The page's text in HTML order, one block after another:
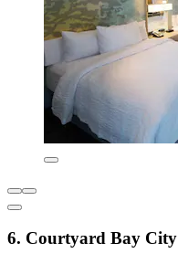
6. Courtyard Bay City